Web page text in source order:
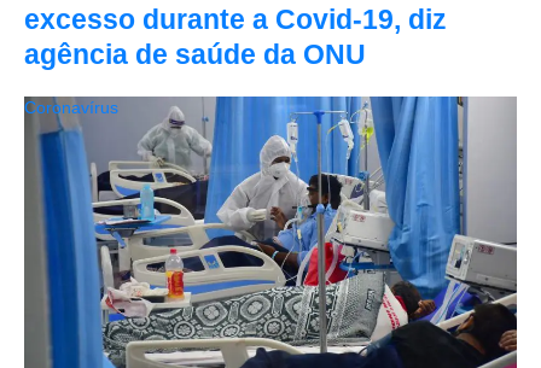
excesso durante a Covid-19, diz
agência de saúde da ONU
Coronavírus